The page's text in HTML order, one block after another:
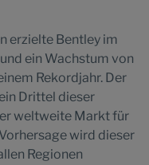
erzielte Bentley im
ein Wachstum von
Rekordjahr. Der
Drittel dieser
weltweite Markt für
wird dieser
Regionen